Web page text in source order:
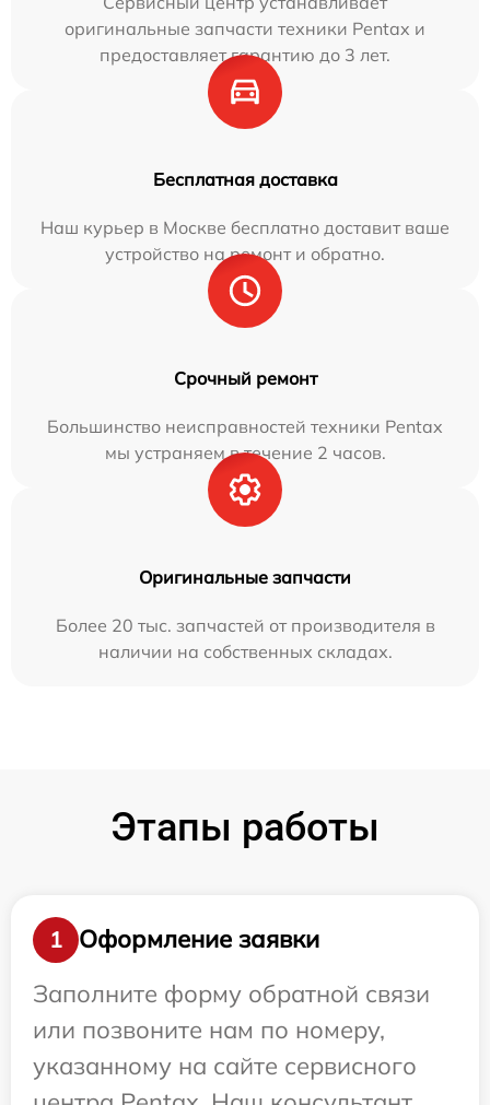
оригинальные запчасти техники Pentax и
предоставляет гарантию до 3 лет.
Бесплатная доставка
Наш курьер в Москве бесплатно доставит ваше
устройство на ремонт и обратно.
Срочный ремонт
Большинство неисправностей техники Pentax
мы устраняем в течение 2 часов.
Оригинальные запчасти
Более 20 тыс. запчастей от производителя в
наличии на собственных складах.
Этапы работы
1
Оформление заявки
Заполните форму обратной связи
или позвоните нам по номеру,
указанному на сайте сервисного